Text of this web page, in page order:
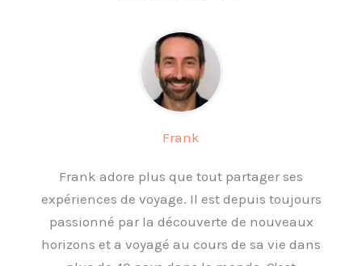
Frank
Frank adore plus que tout partager ses
expériences de voyage. Il est depuis toujours
passionné par la découverte de nouveaux
horizons et a voyagé au cours de sa vie dans